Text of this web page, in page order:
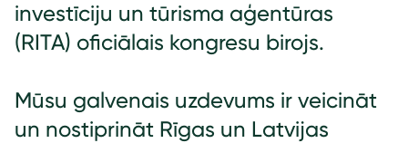
investīciju un tūrisma aģentūras
(RITA) oficiālais kongresu birojs.
Mūsu galvenais uzdevums ir veicināt
un nostiprināt Rīgas un Latvijas